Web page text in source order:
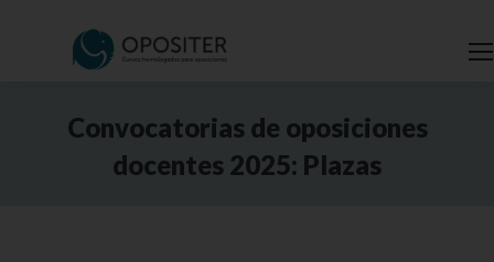
Convocatorias de oposiciones
docentes 2025: Plazas